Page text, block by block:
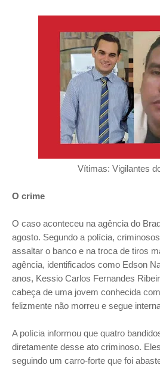
Vítimas: Vigilantes
O crime
O caso aconteceu na agência do
agosto. Segundo a polícia,
assaltar o banco e na troca de tiros
agência, identificados como Edson
anos, Kessio Carlos Fernandes
cabeça de uma jovem conhecida
felizmente não morreu e segue
A polícia informou que quatro
diretamente desse ato criminoso.
seguindo um carro-forte que foi